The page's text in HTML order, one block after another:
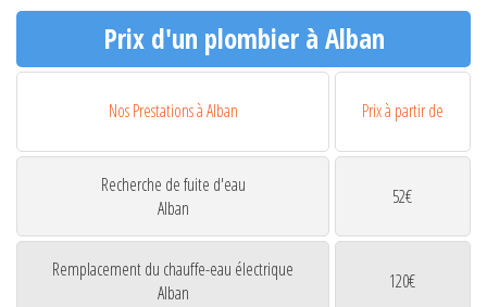
Prix d'un plombier à Alban
Nos Prestations à Alban Prix à partir de
Recherche de fuite d'eau
Alban
52€
Remplacement du chauffe-eau électrique
Alban
120€